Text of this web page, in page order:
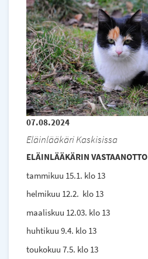
07.08.2024
Eläinlääkäri Kaskisissa
ELÄINLÄÄKÄRIN VASTAANOTTO
tammikuu 15.1. klo 13
helmikuu 12.2. klo 13
maaliskuu 12.03. klo 13
huhtikuu 9.4. klo 13
toukokuu 7.5. klo 13